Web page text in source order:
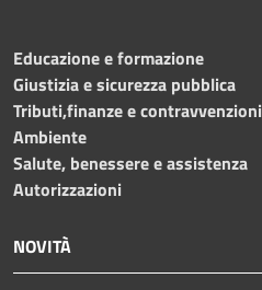
Educazione e formazione
Giustizia e sicurezza pubblica
Tributi,finanze e contravvenzioni
Ambiente
Salute, benessere e assistenza
Autorizzazioni
NOVITÀ